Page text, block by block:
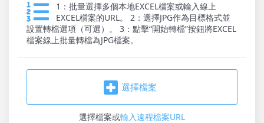
1：批量選擇多個本地EXCEL檔案或輸入線上
EXCEL檔案的URL。 2：選擇JPG作為目標格式並
設置轉檔選項（可選）。 3：點擊“開始轉檔”按鈕將EXCEL
檔案線上批量轉檔為JPG檔案。
選擇檔案
選擇檔案或輸入遠程檔案URL